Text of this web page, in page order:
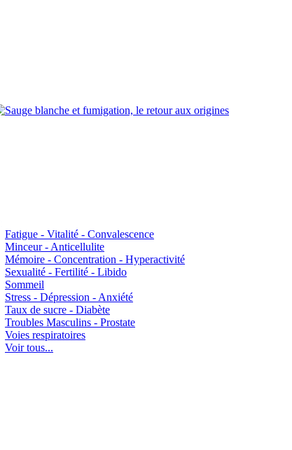
Fatigue - Vitalité - Convalescence
Minceur - Anticellulite
Mémoire - Concentration - Hyperactivité
Sexualité - Fertilité - Libido
Sommeil
Stress - Dépression - Anxiété
Taux de sucre - Diabète
Troubles Masculins - Prostate
Voies respiratoires
Voir tous...